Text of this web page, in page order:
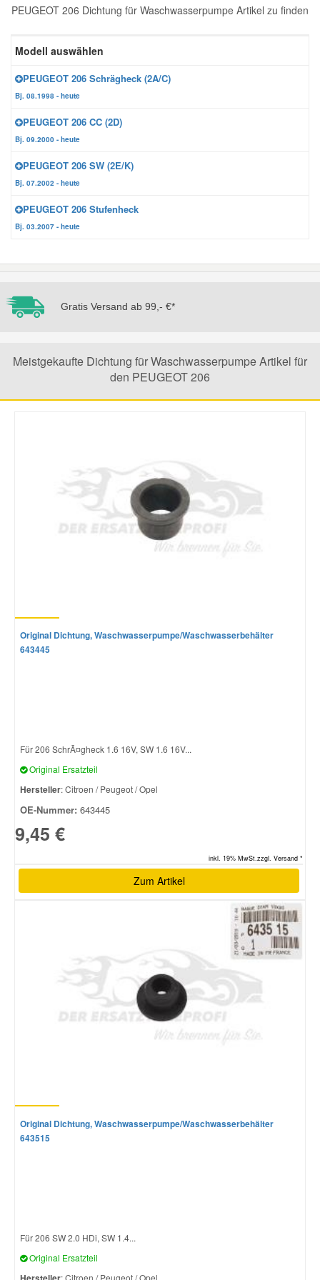
PEUGEOT 206 Dichtung für Waschwasserpumpe Artikel zu finden
Modell auswählen
PEUGEOT 206 Schrägheck (2A/C)
Bj. 08.1998 - heute
PEUGEOT 206 CC (2D)
Bj. 09.2000 - heute
PEUGEOT 206 SW (2E/K)
Bj. 07.2002 - heute
PEUGEOT 206 Stufenheck
Bj. 03.2007 - heute
Gratis Versand ab 99,- €*
Meistgekaufte Dichtung für Waschwasserpumpe Artikel für
den PEUGEOT 206
Original Dichtung, Waschwasserpumpe/Waschwasserbehälter
643445
Für 206 SchrÃ¤gheck 1.6 16V, SW 1.6 16V...
Original Ersatzteil
Hersteller: Citroen / Peugeot / Opel
OE-Nummer: 643445
9,45 €
inkl. 19% MwSt.zzgl. Versand *
Zum Artikel
Original Dichtung, Waschwasserpumpe/Waschwasserbehälter
643515
Für 206 SW 2.0 HDi, SW 1.4...
Original Ersatzteil
: Citroen / Peugeot / Opel
Reparatur-Zubehör
Schlüsselgehäuse
Winter-Autozubehör
Hyundai Ersatzteile
Jeep Ersatzteile
Kia Ersatzteile
Lancia Ersatzteile
Mitsubishi Ersatzteile
Nissan Ersatzteile
Skoda Ersatzteile
Toyota Ersatzteile
Vauxhall Ersatzteile
Volvo Ersatzteile